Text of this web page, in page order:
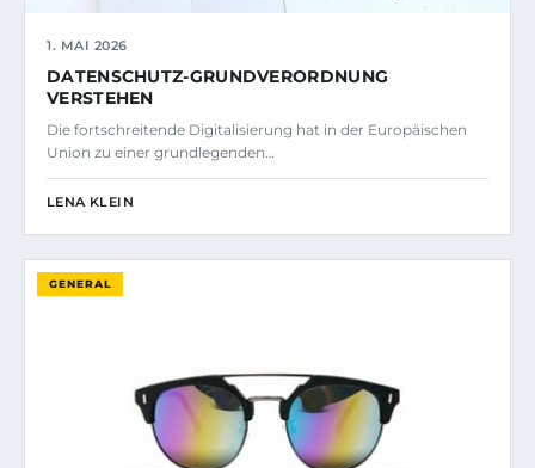
1. MAI 2026
DATENSCHUTZ-GRUNDVERORDNUNG
VERSTEHEN
Die fortschreitende Digitalisierung hat in der Europäischen
Union zu einer grundlegenden…
LENA KLEIN
GENERAL